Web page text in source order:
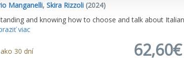
Manganelli, Skira Rizzoli(2024)
and knowing how to choose and talk about
viac
30 dní 62,60€